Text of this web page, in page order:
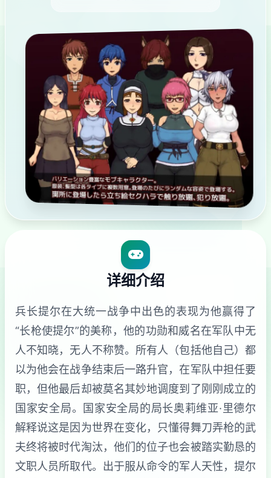
详细介绍
兵长提尔在大统一战争中出色的表现为他赢得了
“长枪使提尔”的美称，他的功勋和威名在军队中无
人不知晓，无人不称赞。所有人（包括他自己）都
以为他会在战争结束后一路升官，在军队中担任要
职，但他最后却被莫名其妙地调度到了刚刚成立的
国家安全局。国家安全局的局长奥莉维亚·里德尔
解释说这是因为世界在变化，只懂得舞刀弄枪的武
夫终将被时代淘汰，他们的位子也会被踏实勤恳的
文职人员所取代。出于服从命令的军人天性，提尔